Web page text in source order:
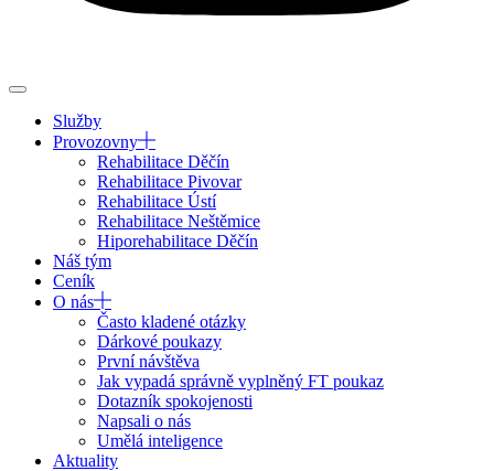
Služby
Provozovny
Rehabilitace Děčín
Rehabilitace Pivovar
Rehabilitace Ústí
Rehabilitace Neštěmice
Hiporehabilitace Děčín
Náš tým
Ceník
O nás
Často kladené otázky
Dárkové poukazy
První návštěva
Jak vypadá správně vyplněný FT poukaz
Dotazník spokojenosti
Napsali o nás
Umělá inteligence
Aktuality